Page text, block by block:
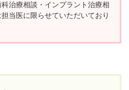
治療相談・インプラント治療相
当医に限らせていただいており